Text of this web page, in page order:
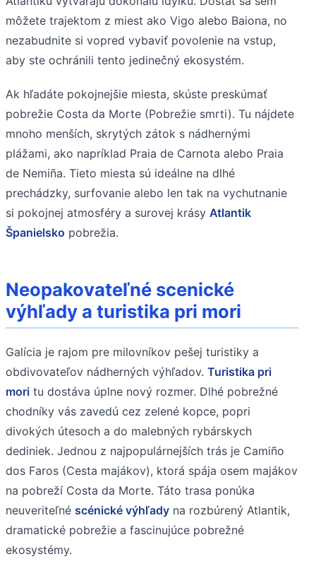
môžete trajektom z miest ako Vigo alebo Baiona, no
nezabudnite si vopred vybaviť povolenie na vstup,
aby ste ochránili tento jedinečný ekosystém.
Ak hľadáte pokojnejšie miesta, skúste preskúmať
pobrežie Costa da Morte (Pobrežie smrti). Tu nájdete
mnoho menších, skrytých zátok s nádhernými
plážami, ako napríklad Praia de Carnota alebo Praia
de Nemiña. Tieto miesta sú ideálne na dlhé
prechádzky, surfovanie alebo len tak na vychutnanie
si pokojnej atmosféry a surovej krásy Atlantik
Španielsko pobrežia.
Neopakovateľné scenické
výhľady a turistika pri mori
Galícia je rajom pre milovníkov pešej turistiky a
obdivovateľov nádherných výhľadov. Turistika pri
mori tu dostáva úplne nový rozmer. Dlhé pobrežné
chodníky vás zavedú cez zelené kopce, popri
divokých útesoch a do malebných rybárskych
dediniek. Jednou z najpopulárnejších trás je Camiño
dos Faros (Cesta majákov), ktorá spája osem majákov
na pobreží Costa da Morte. Táto trasa ponúka
neuveriteľné scénické výhľady na rozbúrený Atlantik,
dramatické pobrežie a fascinujúce pobrežné
ekosystémy.